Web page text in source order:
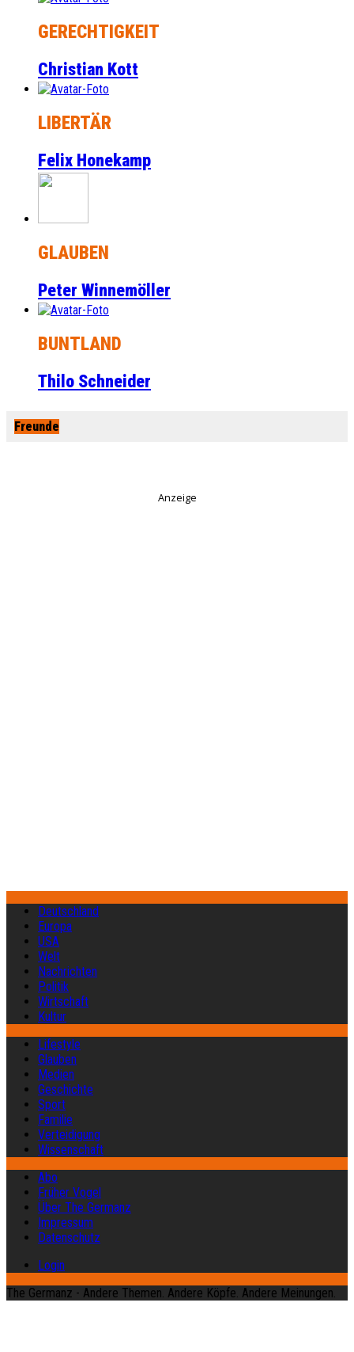
GERECHTIGKEIT
Christian Kott
LIBERTÄR
Felix Honekamp
GLAUBEN
Peter Winnemöller
BUNTLAND
Thilo Schneider
Freunde
Anzeige
Deutschland
Europa
USA
Welt
Nachrichten
Politik
Wirtschaft
Kultur
Lifestyle
Glauben
Medien
Geschichte
Sport
Familie
Verteidigung
Wissenschaft
Abo
Früher Vogel
Über The Germanz
Impressum
Datenschutz
Login
The Germanz - Andere Themen. Andere Köpfe. Andere Meinungen.